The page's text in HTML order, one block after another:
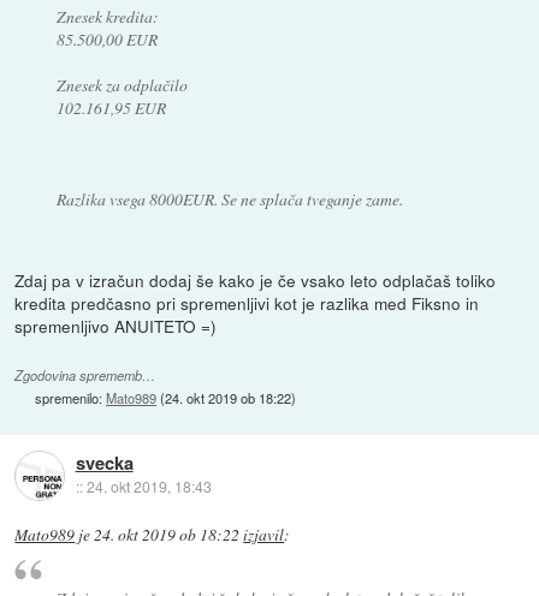
Znesek kredita:
85.500,00 EUR
Znesek za odplačilo
102.161,95 EUR
Razlika vsega 8000EUR. Se ne splača tveganje zame.
Zdaj pa v izračun dodaj še kako je če vsako leto odplačaš toliko
kredita predčasno pri spremenljivi kot je razlika med Fiksno in
spremenljivo ANUITETO =)
Zgodovina sprememb…
spremenilo:Mato989(24. okt 2019 ob 18:22)
svecka
::24. okt 2019, 18:43
Mato989 je24. okt 2019 ob 18:22 izjavil: